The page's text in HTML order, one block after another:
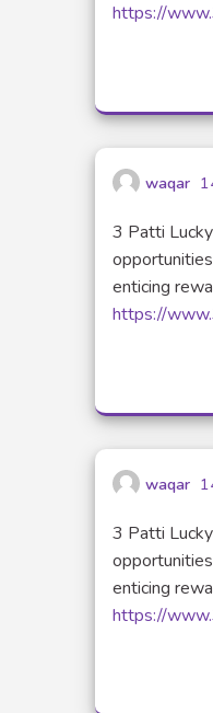
https://
waqar
3 Patti
enticing
https://
waqar
3 Patti
enticing
https://